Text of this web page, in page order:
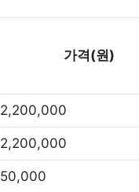
가격(원)
2,200,000
2,200,000
50,000